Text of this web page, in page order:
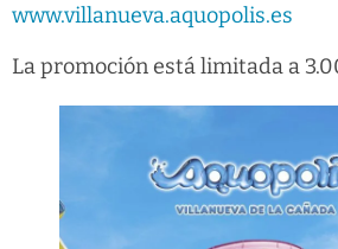
www.villanueva.aquopolis.es
La promoción está limitada a